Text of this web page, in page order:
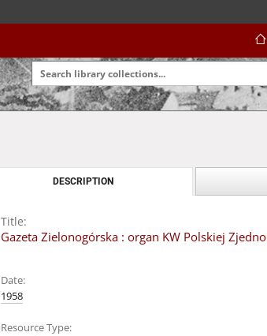
DESCRIPTION
Title:
Gazeta Zielonogórska : organ KW Polskiej
Date:
1958
Resource Type: